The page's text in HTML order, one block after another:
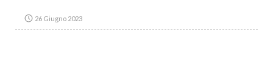
26 Giugno 2023